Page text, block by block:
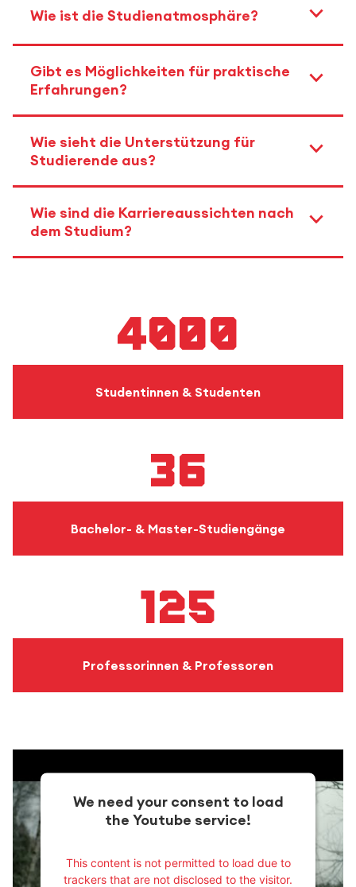
Wie ist die Studienatmosphäre?
Gibt es Möglichkeiten für praktische
Erfahrungen?
Wie sieht die Unterstützung für
Studierende aus?
Wie sind die Karriereaussichten nach
dem Studium?
4000
Studentinnen & Studenten
36
Bachelor- & Master-Studiengänge
125
Professorinnen & Professoren
We need your consent to load
the Youtube service!
This content is not permitted to load due to
trackers that are not disclosed to the visitor.